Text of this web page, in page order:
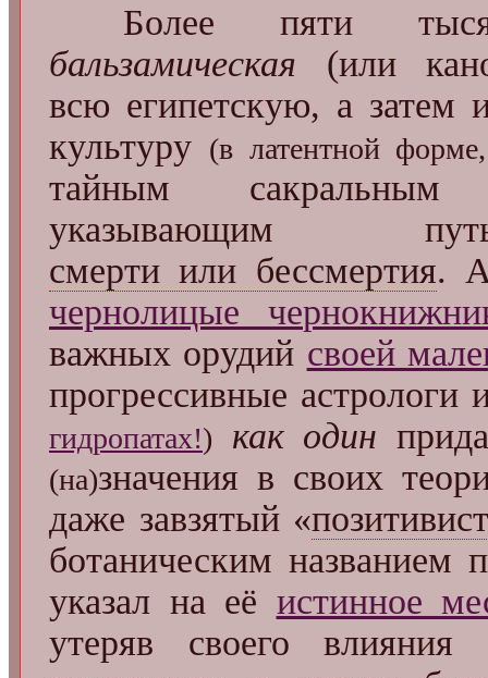
Более пяти
бальзамическая (или
всю египетскую, а затем
культуру (в латентной
тайным
указывающим
смерти или бессмертия.
чернолицые
важных орудий своей
прогрессивные
гидропатах!) как один
(на)значения в своих
даже завзятый «позитивист
ботаническим
указал на её истинное
утеряв своего